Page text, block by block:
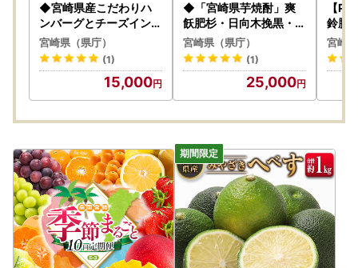
◆宮崎県産こだわりハ
ンバーグとチーズインハ
ンバーグセット(合計1.2
6kg)
宮崎県（県庁）
(1)
15,000
◆「宮崎県芋焼酎」爽
飫肥杉・日向木挽黒・天
孫降臨飲み比べ3本セッ
ト（25度1800mlパッ
ク）
宮崎県（県庁）
(1)
25,000
【
鈴豚
種 詰
計
宮崎